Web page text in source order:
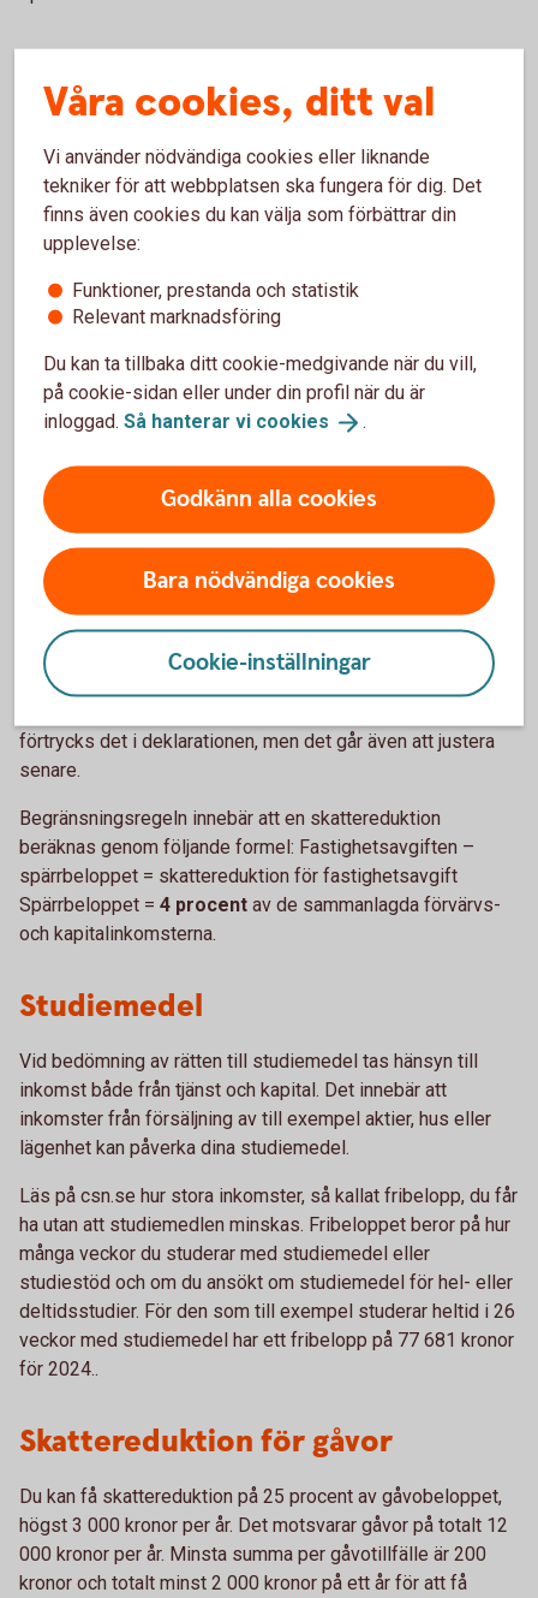
Är ni flera som delar på ett lån kan ni även passa på att se
över fördelningen av räntebetalningarna. Meddela banken
före årsskiftet hur räntorna ska betalas så kommer det
förtryckt i deklarationen. Det går även bra att ändra i
samband med att man deklarerar.
Tänk på att avdragsrätten för ränteutgifter över 100 000
kronor är 21 procent. Har ni så höga ränteutgifter kan ni
räntebetalningarna.
Begränsningsregeln för
pensionärers fastighetsavgift
Kapitalinkomster kan påverka fastighetsavgiften.
Makar/sambor med lån på en fastighet och som omfattas
av begränsningsregeln för fastighetsavgift bör se till att
inte en make har överskott och den andre har underskott av
kapital. Eftersom överskott av kapital räknas in i inkomsten
som ligger till grund för begränsningsregeln är det i så fall
förtrycks det i deklarationen, men det går även att justera
senare.
Begränsningsregeln innebär att en skattereduktion
beräknas genom följande formel: Fastighetsavgiften –
spärrbeloppet = skattereduktion för fastighetsavgift
Spärrbeloppet = 4 procent av de sammanlagda förvärvs-
och kapitalinkomsterna.
Studiemedel
Vid bedömning av rätten till studiemedel tas hänsyn till
inkomst både från tjänst och kapital. Det innebär att
inkomster från försäljning av till exempel aktier, hus eller
lägenhet kan påverka dina studiemedel.
Läs på csn.se hur stora inkomster, så kallat fribelopp, du får
ha utan att studiemedlen minskas. Fribeloppet beror på hur
många veckor du studerar med studiemedel eller
studiestöd och om du ansökt om studiemedel för hel- eller
deltidsstudier. För den som till exempel studerar heltid i 26
veckor med studiemedel har ett fribelopp på 77 681 kronor
för 2024..
Skattereduktion för gåvor
Du kan få skattereduktion på 25 procent av gåvobeloppet,
högst 3 000 kronor per år. Det motsvarar gåvor på totalt 12
000 kronor per år. Minsta summa per gåvotillfälle är 200
kronor och totalt minst 2 000 kronor på ett år för att få
Våra cookies, ditt val
Vi använder nödvändiga cookies eller liknande
tekniker för att webbplatsen ska fungera för dig. Det
finns även cookies du kan välja som förbättrar din
upplevelse:
Funktioner, prestanda och statistik
Relevant marknadsföring
Du kan ta tillbaka ditt cookie-medgivande när du vill,
på cookie-sidan eller under din profil när du är
inloggad. Så hanterar vi cookies .
Godkänn alla cookies
Bara nödvändiga cookies
Cookie-inställningar